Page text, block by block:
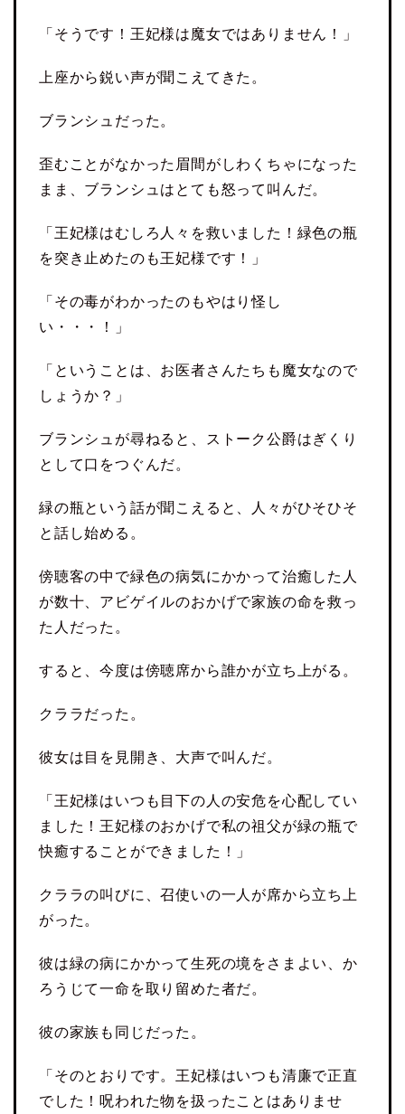
「そうです！王妃様は魔女ではありません！」
上座から鋭い声が聞こえてきた。
ブランシュだった。
歪むことがなかった眉間がしわくちゃになった
まま、ブランシュはとても怒って叫んだ。
「王妃様はむしろ人々を救いました！緑色の瓶
を突き止めたのも王妃様です！」
「その毒がわかったのもやはり怪し
い・・・！」
「ということは、お医者さんたちも魔女なので
しょうか？」
ブランシュが尋ねると、ストーク公爵はぎくり
として口をつぐんだ。
緑の瓶という話が聞こえると、人々がひそひそ
と話し始める。
傍聴客の中で緑色の病気にかかって治癒した人
が数十、アビゲイルのおかげで家族の命を救っ
た人だった。
すると、今度は傍聴席から誰かが立ち上がる。
クララだった。
彼女は目を見開き、大声で叫んだ。
「王妃様はいつも目下の人の安危を心配してい
ました！王妃様のおかげで私の祖父が緑の瓶で
快癒することができました！」
クララの叫びに、召使いの一人が席から立ち上
がった。
彼は緑の病にかかって生死の境をさまよい、か
ろうじて一命を取り留めた者だ。
彼の家族も同じだった。
「そのとおりです。王妃様はいつも清廉で正直
でした！呪われた物を扱ったことはありませ